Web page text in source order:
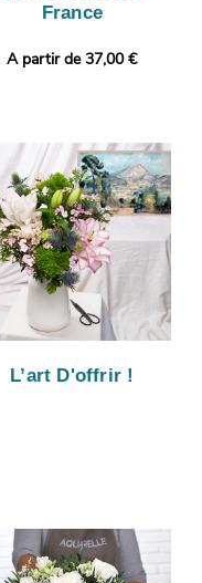
France
A partir de 37,00 €
L’art D'offrir !